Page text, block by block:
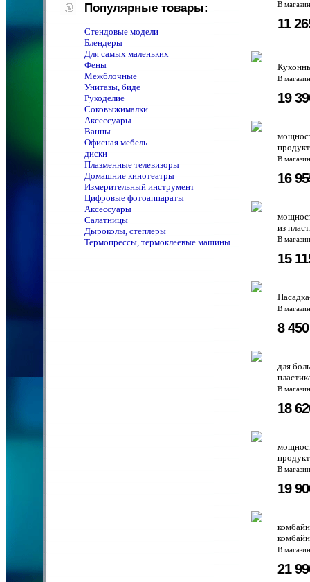
Популярные товары:
Стендовые модели
Блендеры
Для самых маленьких
Фены
Межблочные
Унитазы, биде
Рукоделие
Соковыжималки
Аксессуары
Ванны
Офисная мебель
диски
Плазменные телевизоры
Домашние кинотеатры
Измерительный инструмент
Цифровые фотоаппараты
Аксессуары
Салатницы
Дыроколы, степлеры
Термопрессы, термоклеевые машины
В
11
В
19
В
16
из
В
15
В
8
для
В
18
В
19
В
21